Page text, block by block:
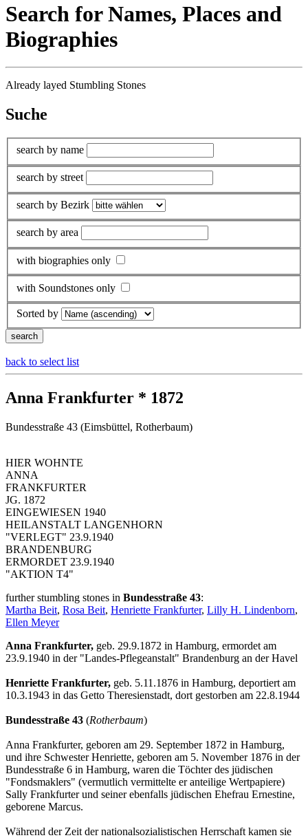
Search for Names, Places and
Biographies
Already layed Stumbling Stones
Suche
search by name
search by street
search by Bezirk
search by area
with biographies only
with Soundstones only
Sorted by
back to select list
Anna Frankfurter * 1872
Bundesstraße 43 (Eimsbüttel, Rotherbaum)
HIER WOHNTE
ANNA
FRANKFURTER
JG. 1872
EINGEWIESEN 1940
HEILANSTALT LANGENHORN
"VERLEGT" 23.9.1940
BRANDENBURG
ERMORDET 23.9.1940
"AKTION T4"
further stumbling stones in Bundesstraße 43:
Martha Beit, Rosa Beit, Henriette Frankfurter, Lilly H. Lindenborn,
Ellen Meyer
Anna Frankfurter, geb. 29.9.1872 in Hamburg, ermordet am
23.9.1940 in der "Landes-Pflegeanstalt" Brandenburg an der Havel
Henriette Frankfurter, geb. 5.11.1876 in Hamburg, deportiert am
10.3.1943 in das Getto Theresienstadt, dort gestorben am 22.8.1944
Bundesstraße 43 (Rotherbaum)
Anna Frankfurter, geboren am 29. September 1872 in Hamburg,
und ihre Schwester Henriette, geboren am 5. November 1876 in der
Bundesstraße 6 in Hamburg, waren die Töchter des jüdischen
"Fondsmaklers" (vermutlich vermittelte er anteilige Wertpapiere)
Sally Frankfurter und seiner ebenfalls jüdischen Ehefrau Ernestine,
geborene Marcus.
Während der Zeit der nationalsozialistischen Herrschaft kamen sie